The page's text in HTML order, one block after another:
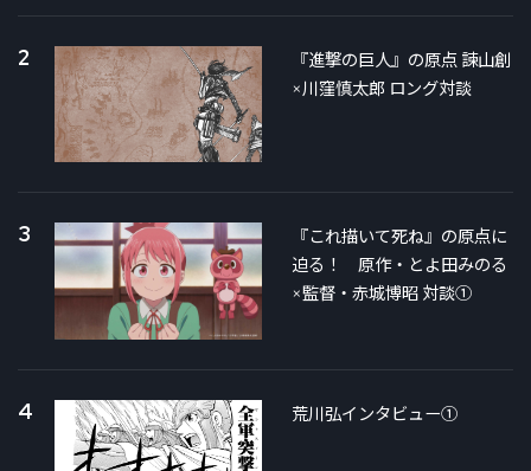
2
『進撃の巨人』の原点 諫山創
×川窪慎太郎 ロング対談
3
『これ描いて死ね』の原点に
迫る！ 原作・とよ田みのる
×監督・赤城博昭 対談①
4 荒川弘インタビュー①